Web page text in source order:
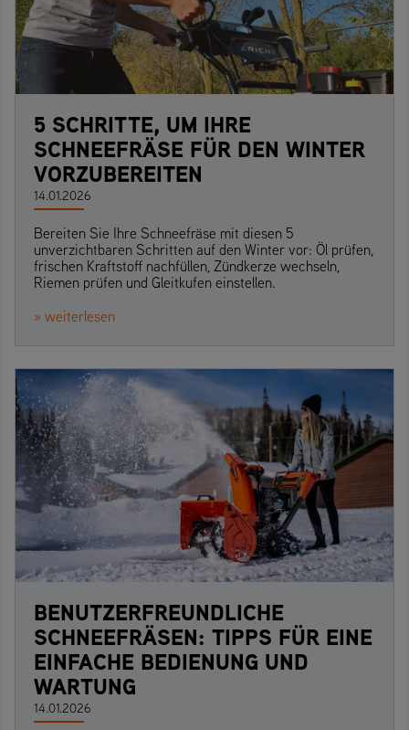
5 SCHRITTE, UM IHRE
SCHNEEFRÄSE FÜR DEN WINTER
VORZUBEREITEN
14.01.2026
Bereiten Sie Ihre Schneefräse mit diesen 5
unverzichtbaren Schritten auf den Winter vor: Öl prüfen,
frischen Kraftstoff nachfüllen, Zündkerze wechseln,
Riemen prüfen und Gleitkufen einstellen.
» weiterlesen
BENUTZERFREUNDLICHE
SCHNEEFRÄSEN: TIPPS FÜR EINE
EINFACHE BEDIENUNG UND
WARTUNG
14.01.2026